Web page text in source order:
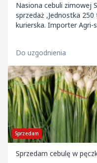
Nasiona cebuli zimowej
sprzedaż ,Jednostka 250
kurierska. Importer Agri-
Do uzgodnienia
Sprzedam
Sprzedam cebulę w